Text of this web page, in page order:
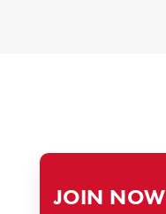
JOIN NOW